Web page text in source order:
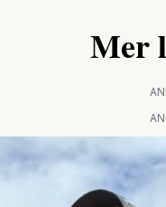
Mer